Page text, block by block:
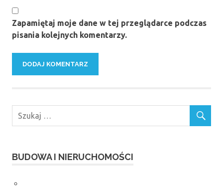
Zapamiętaj moje dane w tej przeglądarce podczas
pisania kolejnych komentarzy.
BUDOWA I NIERUCHOMOŚCI